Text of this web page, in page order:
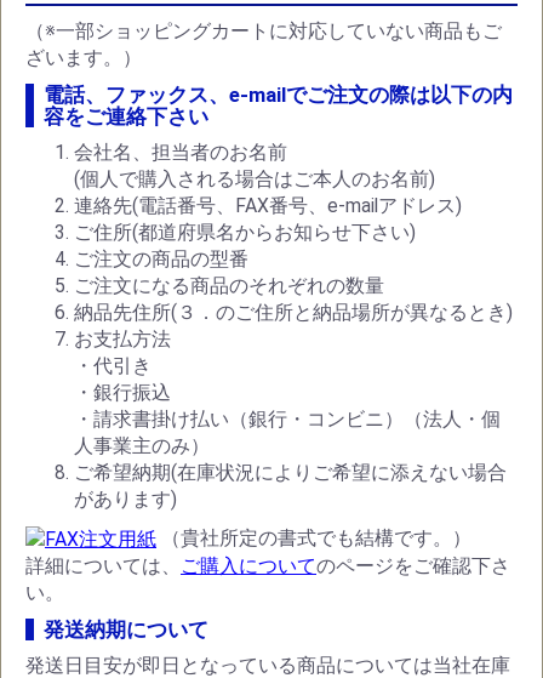
（※一部ショッピングカートに対応していない商品もご
ざいます。）
電話、ファックス、e-mailでご注文の際は以下の内
容をご連絡下さい
会社名、担当者のお名前
(個人で購入される場合はご本人のお名前)
連絡先(電話番号、FAX番号、e-mailアドレス)
ご住所(都道府県名からお知らせ下さい)
ご注文の商品の型番
ご注文になる商品のそれぞれの数量
納品先住所(３．のご住所と納品場所が異なるとき)
お支払方法
・代引き
・銀行振込
・請求書掛け払い（銀行・コンビニ）（法人・個
人事業主のみ）
ご希望納期(在庫状況によりご希望に添えない場合
があります)
（貴社所定の書式でも結構です。）
詳細については、
ご購入についてのページをご確認下さ
い。
発送納期について
発送日目安が即日となっている商品については当社在庫